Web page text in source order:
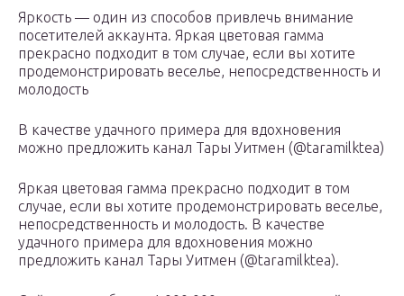
Яркость — один из способов привлечь внимание
посетителей аккаунта. Яркая цветовая гамма
прекрасно подходит в том случае, если вы хотите
продемонстрировать веселье, непосредственность и
молодость
В качестве удачного примера для вдохновения
можно предложить канал Тары Уитмен (@taramilktea)
Яркая цветовая гамма прекрасно подходит в том
случае, если вы хотите продемонстрировать веселье,
непосредственность и молодость. В качестве
удачного примера для вдохновения можно
предложить канал Тары Уитмен (@taramilktea).